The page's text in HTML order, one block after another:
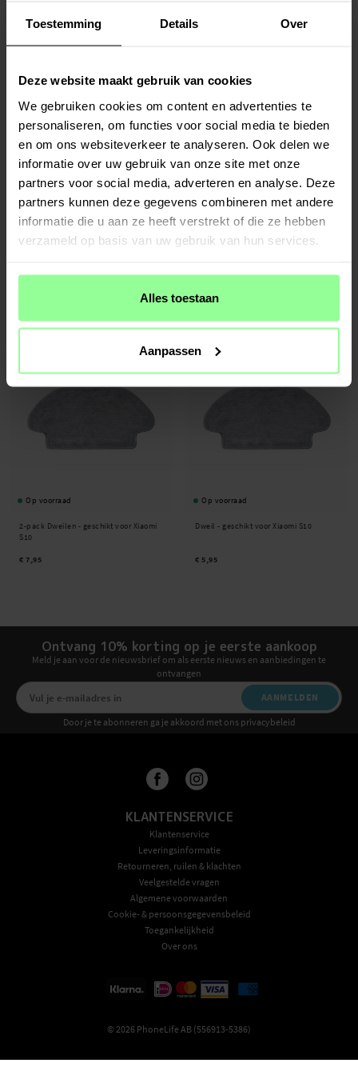
Toestemming Details Over
Deze website maakt gebruik van cookies
We gebruiken cookies om content en advertenties te
personaliseren, om functies voor social media te bieden
en om ons websiteverkeer te analyseren. Ook delen we
informatie over uw gebruik van onze site met onze
partners voor social media, adverteren en analyse. Deze
partners kunnen deze gegevens combineren met andere
informatie die u aan ze heeft verstrekt of die ze hebben
verzameld op basis van uw gebruik van hun services.
Alles toestaan
Aanpassen
€ 9,95 € 13,95
Op voorraad
Xiaomi S10 Zwart
Op voorraad
S10
€ 13,95
Op voorraad
2-pack Dweilen - geschikt voor Xiaomi
S10
€ 7,95
Op voorraad
Dweil - geschikt voor Xiaomi S10
€ 5,95
Ontvang 10% korting op je eerste aankoop
Meld je aan voor de nieuwsbrief om als eerste nieuws en aanbiedingen te
ontvangen
AANMELDEN
Door je te abonneren ga je akkoord met ons privacybeleid
KLANTENSERVICE
Klantenservice
Leveringsinformatie
Retourneren, ruilen & klachten
Veelgestelde vragen
Algemene voorwaarden
Cookie- & persoonsgegevensbeleid
Toegankelijkheid
Over ons
© 2026 PhoneLife AB (556913-5386)